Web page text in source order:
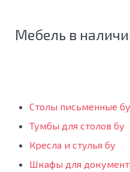
Мебель в
Столы письменные бу
Тумбы для столов бу
Кресла и стулья бу
Шкафы для